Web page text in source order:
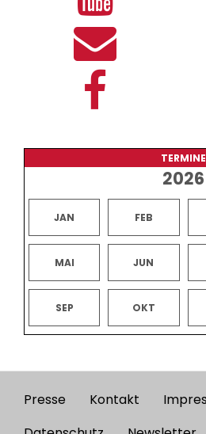
TERMINE
2026
JAN FEB
MAI JUN
SEP OKT
Footer
Presse Kontakt